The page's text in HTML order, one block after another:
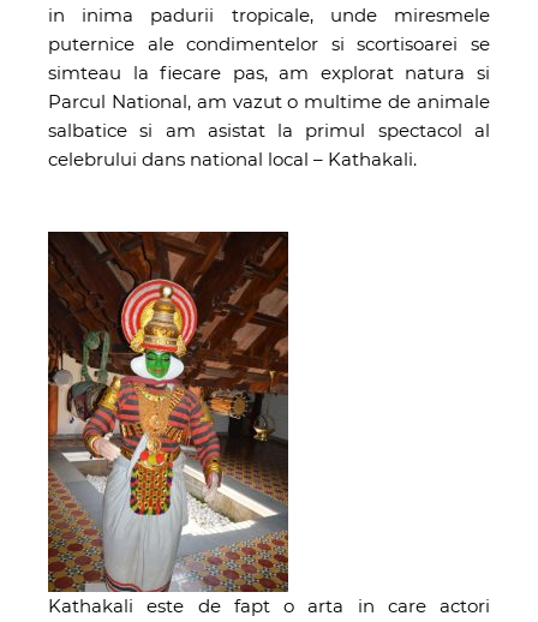
in inima padurii tropicale, unde miresmele
puternice ale condimentelor si scortisoarei se
simteau la fiecare pas, am explorat natura si
Parcul National, am vazut o multime de animale
salbatice si am asistat la primul spectacol al
celebrului dans national local – Kathakali.
Kathakali este de fapt o arta in care actori